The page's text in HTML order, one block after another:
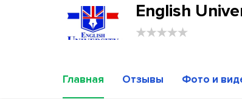
English
Главная Отзывы Фото и